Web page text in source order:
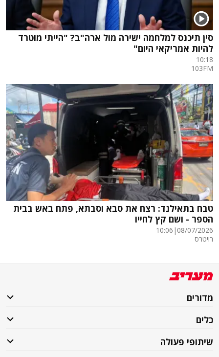
סין תיכנס למלחמה ישירה מול ארה"ב? "הייתי מוטרד
להיות אמריקאי היום"
10:18
103FM
טבח בתאילנד: רצח את סבא וסבתא, פתח באש בבית
הספר - ושם קץ לחייו
08/07/2026
|
10:06
רויטרס
מדורים
כלים
שיתופי פעולה